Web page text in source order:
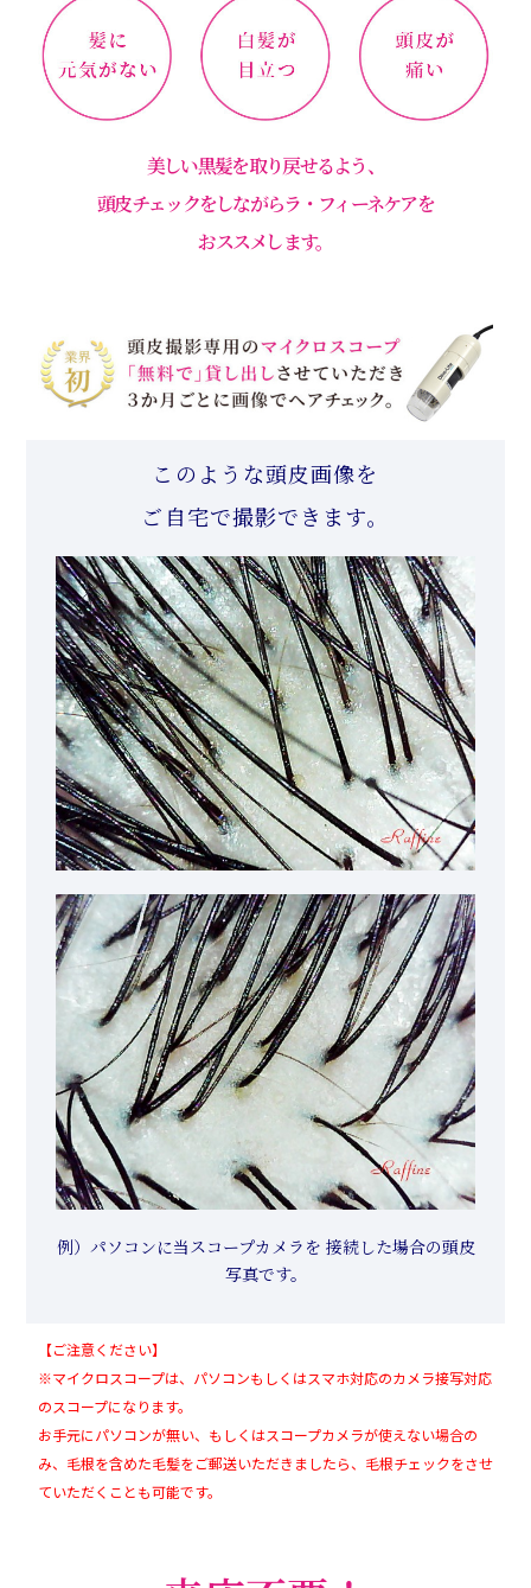
美しい黒髪を取り戻せるよう、
頭皮チェックをしながらラ・フィーネケアを
おススメします。
このような頭皮画像を
ご自宅で撮影できます。
例）パソコンに当スコープカメラを 接続した場合の頭皮
写真です。
【ご注意ください】
※マイクロスコープは、パソコンもしくはスマホ対応のカメラ接写対応
のスコープになります。
お手元にパソコンが無い、もしくはスコープカメラが使えない場合の
み、毛根を含めた毛髪をご郵送いただきましたら、毛根チェックをさせ
ていただくことも可能です。